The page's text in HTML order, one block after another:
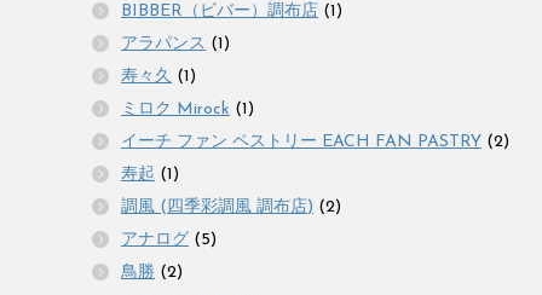
BIBBER（ビバー）調布店 (1)
アラパンス (1)
寿々久 (1)
ミロク Mirock (1)
イーチ ファン ペストリー EACH FAN PASTRY (2)
寿起 (1)
調風 (四季彩調風 調布店) (2)
アナログ (5)
鳥勝 (2)